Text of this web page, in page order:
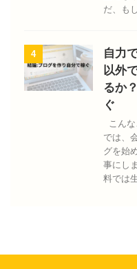
だ、も
4
自力
以外
るか
ぐ
こん
では、
グを始
事にし
料では